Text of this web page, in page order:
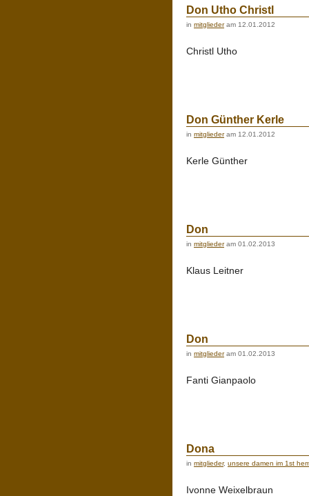
Don Utho Christl
in mitgliederam 12.01.2012
Christl Utho
Don Günther Kerle
in mitgliederam 12.01.2012
Kerle Günther
Don
in mitgliederam 01.02.2013
Klaus Leitner
Don
in mitgliederam 01.02.2013
Fanti Gianpaolo
Dona
in mitglieder, unsere damen im 1st
Ivonne Weixelbraun